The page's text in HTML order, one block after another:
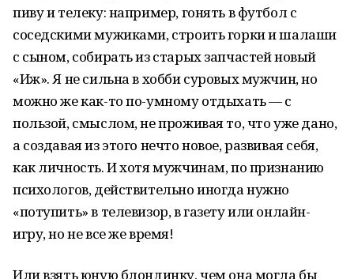
пиву и телеку: например, гонять в футбол с
соседскими мужиками, строить горки и шалаши
с сыном, собирать из старых запчастей новый
«Иж». Я не сильна в хобби суровых мужчин, но
можно же как-то по-умному отдыхать — с
пользой, смыслом, не проживая то, что уже дано,
а создавая из этого нечто новое, развивая себя,
как личность. И хотя мужчинам, по признанию
психологов, действительно иногда нужно
«потупить» в телевизор, в газету или онлайн-
игру, но не все же время!
Или взять юную блондинку, чем она могла бы